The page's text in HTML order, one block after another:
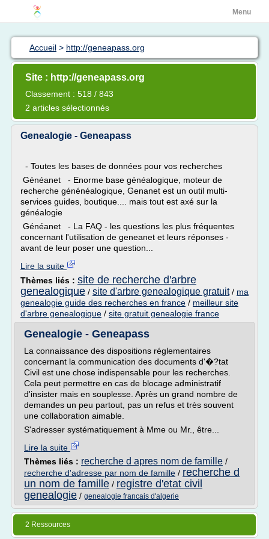
Menu
Accueil > http://geneapass.org
Site : http://geneapass.org
Classement : 518 / 843
2 articles sélectionnés
Genealogie - Geneapass
- Toutes les bases de données pour vos recherches
Généanet - Enorme base généalogique, moteur de
recherche génénéalogique, Genanet est un outil multi-
services guides, boutique.... mais tout est axé sur la
généalogie
Généanet - La FAQ - les questions les plus fréquentes
concernant l'utilisation de geneanet et leurs réponses -
avant de leur poser une question...
Lire la suite
Thèmes liés : site de recherche d'arbre
genealogique / site d'arbre genealogique gratuit/ ma
genealogie guide des recherches en france / meilleur site
d'arbre genealogique / site gratuit genealogie france
Genealogie - Geneapass
La connaissance des dispositions réglementaires
concernant la communication des documents d'�?tat
Civil est une chose indispensable pour les recherches.
Cela peut permettre en cas de blocage administratif
d'insister mais en souplesse. Après un grand nombre de
demandes un peu partout, pas un refus et très souvent
une collaboration aimable.
S'adresser systématiquement à Mme ou Mr., être...
Lire la suite
Thèmes liés : recherche d apres nom de famille /
recherche d'adresse par nom de famille / recherche d
un nom de famille / registre d'etat civil
genealogie / genealogie francais d'algerie
2 Ressources